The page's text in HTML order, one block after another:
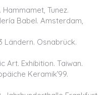
Tunez.
Babel. Amsterdam,
Ländern. Osnabrück.
Art. Exhibition. Taiwan.
Keramik’99.